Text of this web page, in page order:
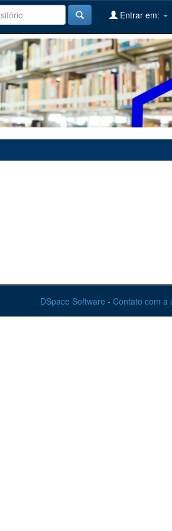
Entrar em:
DSpace Software - Contato com a